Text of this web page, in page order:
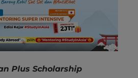
Plus Scholarship